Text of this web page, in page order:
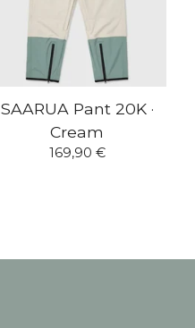
SAARUA Pant 20K ·
Cream
169,90 €